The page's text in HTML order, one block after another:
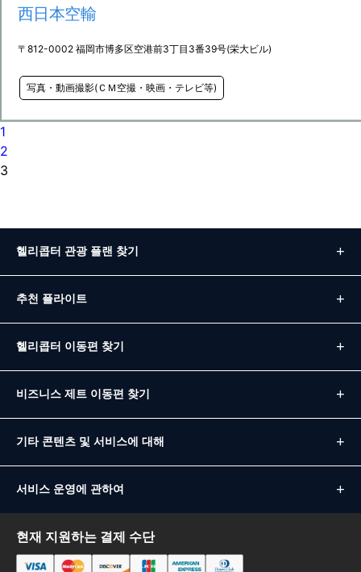
西日本空輸
〒812-0002 福岡市博多区空港前3丁目3番39号(栄大ビル)
写真・動画撮影(ＣＭ空撮・映画・テレビ等)
1
2
3
헬리콥터 관광 플랜 찾기
추천 플라이트
헬리콥터 이동편 찾기
비즈니스 제트 이동편 찾기
기타 콘텐츠 및 서비스에 대해
서비스 운영에 관하여
현재 지원하는 결제 수단